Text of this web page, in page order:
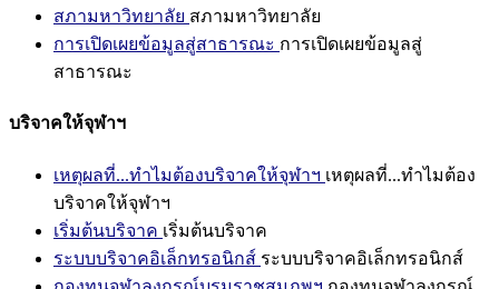
สภามหาวิทยาลัย สภามหาวิทยาลัย
การเปิดเผยข้อมูลสู่สาธารณะ การเปิดเผยข้อมูลสู่
สาธารณะ
บริจาคให้จุฬาฯ
เหตุผลที่...ทำไมต้องบริจาคให้จุฬาฯ เหตุผลที่...ทำไมต้อง
บริจาคให้จุฬาฯ
เริ่มต้นบริจาค เริ่มต้นบริจาค
ระบบบริจาคอิเล็กทรอนิกส์ ระบบบริจาคอิเล็กทรอนิกส์